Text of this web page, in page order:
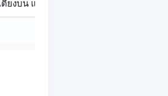
ตียงบน แต่กว้างกว่าเพื่อเพิ่มความสะดวกส